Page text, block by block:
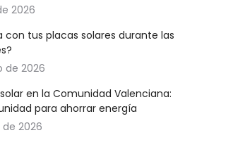
2026
con tus placas solares durante las
de 2026
en la Comunidad Valenciana:
para ahorrar energía
de 2026